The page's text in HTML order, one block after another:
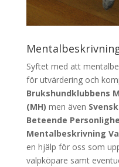
Syftet med att
för utvärdering och
Brukshundklubbens
(MH) men även
Beteende
Mentalbeskrivning
en hjälp för oss som
valpköpare samt